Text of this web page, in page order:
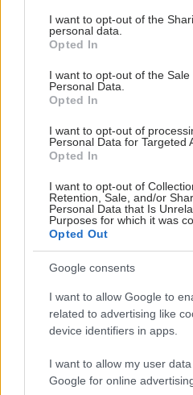
not limited to your visit or usage
grant or deny consent to
use your data for below
consent section.
I want to opt-out of the
personal data.
Opted In
I want to opt-out of the Sale
Personal Data.
Opted In
I want to opt-out of
Personal Data for Targeted
Opted In
I want to opt-out of
Retention, Sale, and/or
Personal Data that Is
Purposes for which it was
Opted Out
Google consents
I want to allow Google to
related to advertising like
device identifiers in apps.
I want to allow my user
Google for online
ΜΠΕΙΤΕ ΣΤΗ Loading...